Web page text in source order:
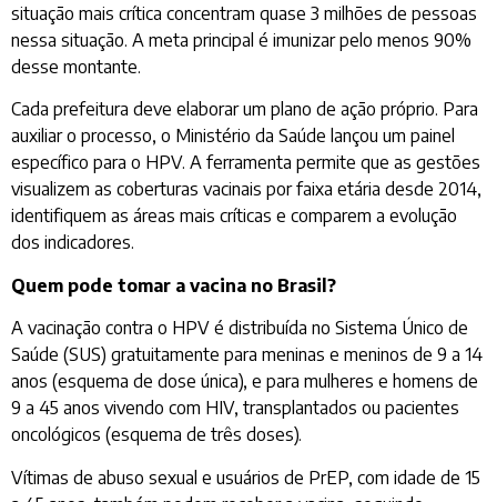
situação mais crítica concentram quase 3 milhões de pessoas
nessa situação. A meta principal é imunizar pelo menos 90%
desse montante.
Cada prefeitura deve elaborar um plano de ação próprio. Para
auxiliar o processo, o Ministério da Saúde lançou um painel
específico para o HPV. A ferramenta permite que as gestões
visualizem as coberturas vacinais por faixa etária desde 2014,
identifiquem as áreas mais críticas e comparem a evolução
dos indicadores.
Quem pode tomar a vacina no Brasil?
A vacinação contra o HPV é distribuída no Sistema Único de
Saúde (SUS) gratuitamente para meninas e meninos de 9 a 14
anos (esquema de dose única), e para mulheres e homens de
9 a 45 anos vivendo com HIV, transplantados ou pacientes
oncológicos (esquema de três doses).
Vítimas de abuso sexual e usuários de PrEP, com idade de 15